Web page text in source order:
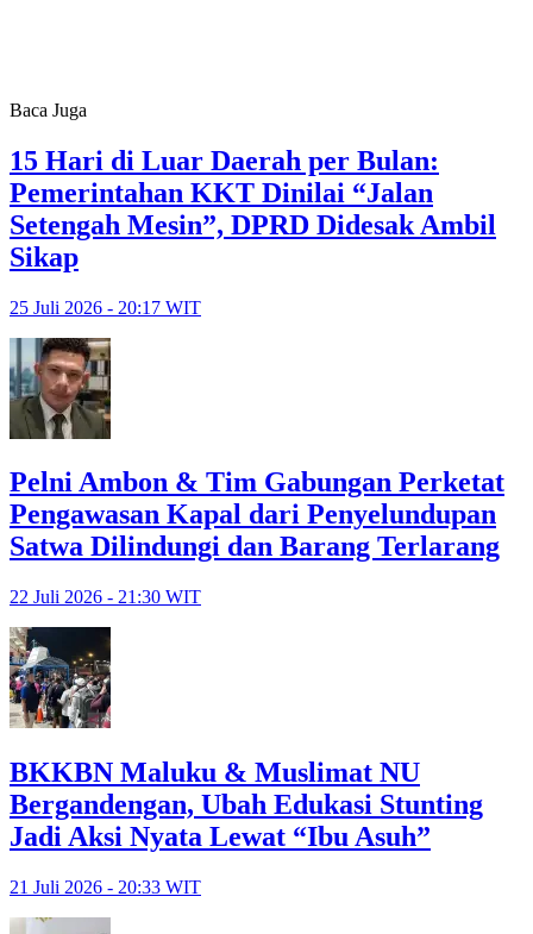
Baca Juga
15 Hari di Luar Daerah per Bulan:
Pemerintahan KKT Dinilai “Jalan
Setengah Mesin”, DPRD Didesak Ambil
Sikap
25 Juli 2026 - 20:17 WIT
Pelni Ambon & Tim Gabungan Perketat
Pengawasan Kapal dari Penyelundupan
Satwa Dilindungi dan Barang Terlarang
22 Juli 2026 - 21:30 WIT
BKKBN Maluku & Muslimat NU
Bergandengan, Ubah Edukasi Stunting
Jadi Aksi Nyata Lewat “Ibu Asuh”
21 Juli 2026 - 20:33 WIT